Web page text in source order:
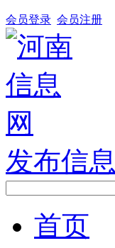
会员登录 会员注册
发布信息
首页